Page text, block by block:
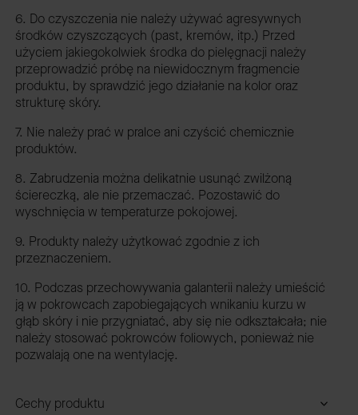
6. Do czyszczenia nie należy używać agresywnych
środków czyszczących (past, kremów, itp.) Przed
użyciem jakiegokolwiek środka do pielęgnacji należy
przeprowadzić próbę na niewidocznym fragmencie
produktu, by sprawdzić jego działanie na kolor oraz
strukturę skóry.
7. Nie należy prać w pralce ani czyścić chemicznie
produktów.
8. Zabrudzenia można delikatnie usunąć zwilżoną
ściereczką, ale nie przemaczać. Pozostawić do
wyschnięcia w temperaturze pokojowej.
9. Produkty należy użytkować zgodnie z ich
przeznaczeniem.
10. Podczas przechowywania galanterii należy umieścić
ją w pokrowcach zapobiegających wnikaniu kurzu w
głąb skóry i nie przygniatać, aby się nie odkształcała; nie
należy stosować pokrowców foliowych, ponieważ nie
pozwalają one na wentylację.
Cechy produktu